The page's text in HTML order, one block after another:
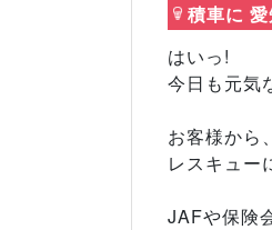
積車に
はいっ!
今日も元気
お客様から
レスキュー